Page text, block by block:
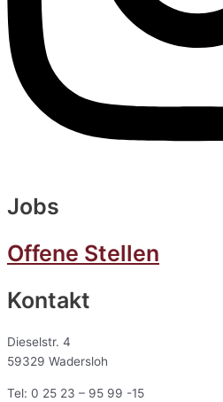
Jobs
Offene Stellen
Kontakt
Dieselstr. 4
59329 Wadersloh
Tel: 0 25 23 – 95 99 -15